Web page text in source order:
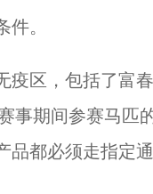
。
区，包括了富春
事期间参赛马匹
品都必须走指定